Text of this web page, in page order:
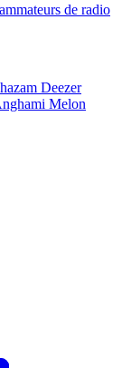
de radio
Deezer
Melon